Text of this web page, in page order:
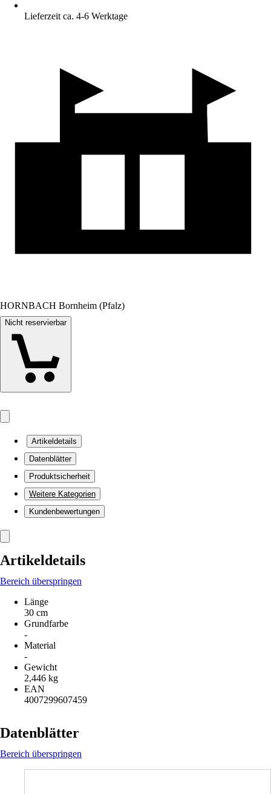
Lieferzeit ca. 4-6 Werktage
HORNBACH Bornheim (Pfalz)
Nicht reservierbar
Artikeldetails
Datenblätter
Produktsicherheit
Weitere Kategorien
Kundenbewertungen
Artikeldetails
Bereich überspringen
Länge
30 cm
Grundfarbe
-
Material
-
Gewicht
2,446 kg
EAN
4007299607459
Datenblätter
Bereich überspringen